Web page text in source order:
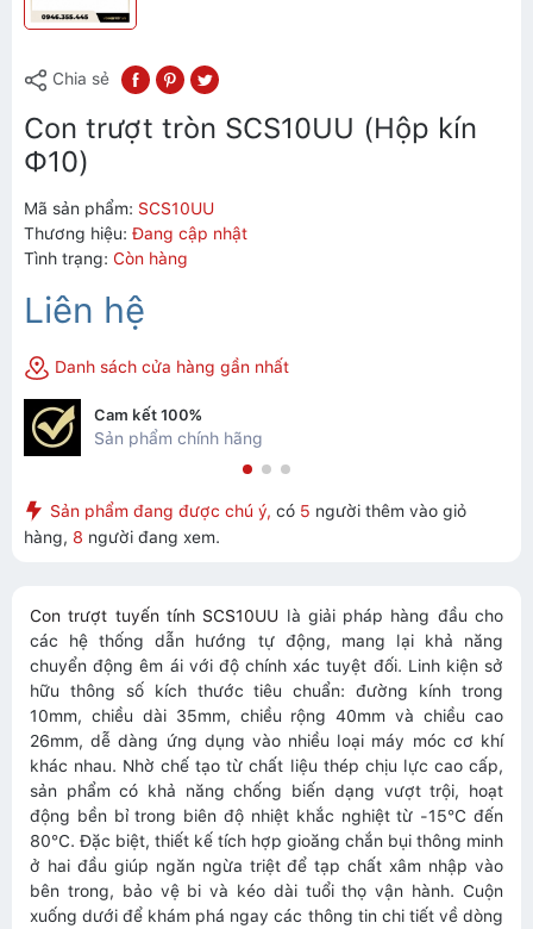
Chia sẻ
Con trượt tròn SCS10UU (Hộp kín
Ф10)
Mã sản phẩm: SCS10UU
Thương hiệu: Đang cập nhật
Tình trạng: Còn hàng
Liên hệ
Danh sách cửa hàng gần nhất
Cam kết 100%
Sản phẩm chính hãng
Sản phẩm đang được chú ý, có 5 người thêm vào giỏ
hàng, 8 người đang xem.
Con trượt tuyến tính SCS10UU là giải pháp hàng đầu cho
các hệ thống dẫn hướng tự động, mang lại khả năng
chuyển động êm ái với độ chính xác tuyệt đối. Linh kiện sở
hữu thông số kích thước tiêu chuẩn: đường kính trong
10mm, chiều dài 35mm, chiều rộng 40mm và chiều cao
26mm, dễ dàng ứng dụng vào nhiều loại máy móc cơ khí
khác nhau. Nhờ chế tạo từ chất liệu thép chịu lực cao cấp,
sản phẩm có khả năng chống biến dạng vượt trội, hoạt
động bền bỉ trong biên độ nhiệt khắc nghiệt từ -15°C đến
80°C. Đặc biệt, thiết kế tích hợp gioăng chắn bụi thông minh
ở hai đầu giúp ngăn ngừa triệt để tạp chất xâm nhập vào
bên trong, bảo vệ bi và kéo dài tuổi thọ vận hành. Cuộn
xuống dưới để khám phá ngay các thông tin chi tiết về dòng